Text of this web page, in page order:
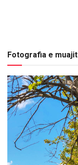
Fotografia e muajit